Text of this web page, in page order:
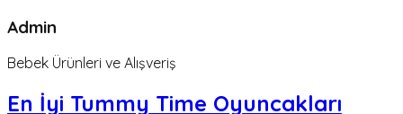
Admin
Bebek Ürünleri ve Alışveriş
En İyi Tummy Time Oyuncakları